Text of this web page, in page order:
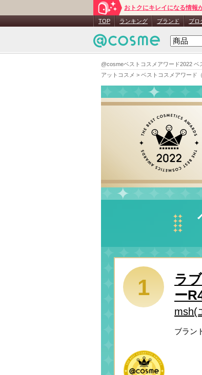
@cosmeベストコスメアワード2022 ベ
アットコスメ > ベストコスメアワード
おトクにキレイになる情報
TOP ランキング ブランド ブロ
1
ラ
ー
msh(
ブラン